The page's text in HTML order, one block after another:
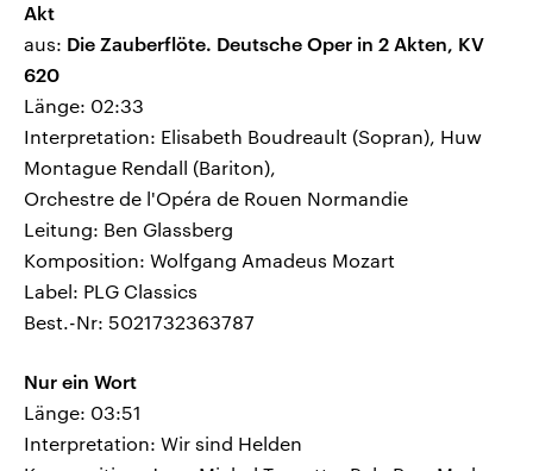
Akt
aus: Die Zauberflöte. Deutsche Oper in 2 Akten, KV
620
Länge: 02:33
Interpretation: Elisabeth Boudreault (Sopran), Huw
Montague Rendall (Bariton),
Orchestre de l'Opéra de Rouen Normandie
Leitung: Ben Glassberg
Komposition: Wolfgang Amadeus Mozart
Label: PLG Classics
Best.-Nr: 5021732363787
Nur ein Wort
Länge: 03:51
Interpretation: Wir sind Helden